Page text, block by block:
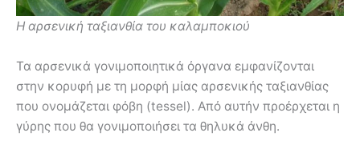
Η αρσενική ταξιανθία του καλαμποκιού
Τα αρσενικά γονιμοποιητικά όργανα εμφανίζονται
στην κορυφή με τη μορφή μίας αρσενικής ταξιανθίας
που ονομάζεται φόβη (tessel). Από αυτήν προέρχεται η
γύρης που θα γονιμοποιήσει τα θηλυκά άνθη.